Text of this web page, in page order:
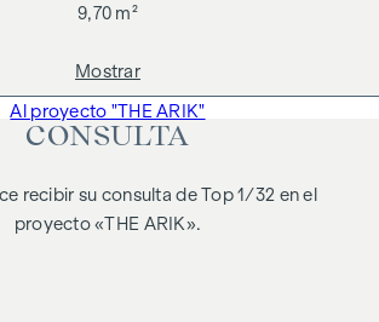
9,70 m²
Mostrar
Al proyecto "THE ARIK"
CONSULTA
recibir su consulta de Top 1/32 en el
proyecto «THE ARIK».